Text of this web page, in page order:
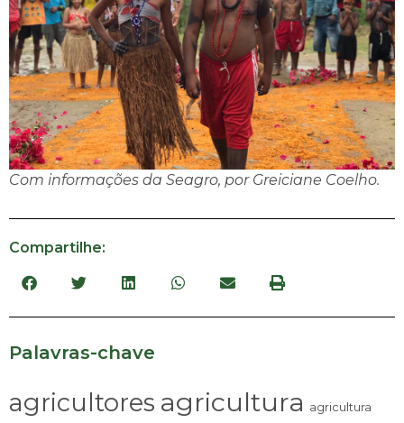
Com informações da Seagro, por Greiciane Coelho.
Compartilhe:
Palavras-chave
agricultores agricultura agricultura